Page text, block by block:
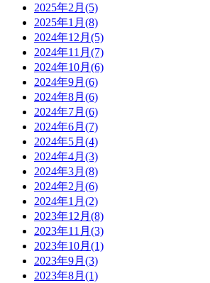
2025年2月(5)
2025年1月(8)
2024年12月(5)
2024年11月(7)
2024年10月(6)
2024年9月(6)
2024年8月(6)
2024年7月(6)
2024年6月(7)
2024年5月(4)
2024年4月(3)
2024年3月(8)
2024年2月(6)
2024年1月(2)
2023年12月(8)
2023年11月(3)
2023年10月(1)
2023年9月(3)
2023年8月(1)